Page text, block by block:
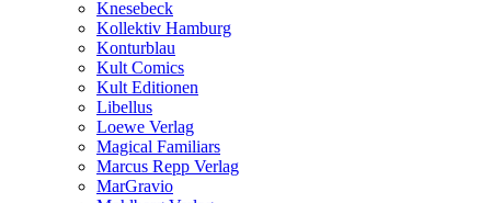
Knesebeck
Kollektiv Hamburg
Konturblau
Kult Comics
Kult Editionen
Libellus
Loewe Verlag
Magical Familiars
Marcus Repp Verlag
MarGravio